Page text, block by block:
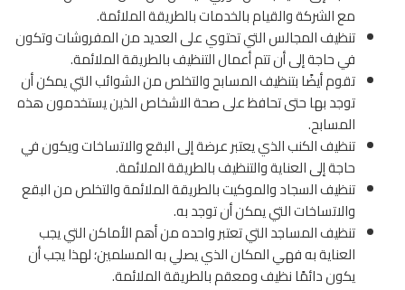
مع الشركة والقيام بالخدمات بالطريقة الملائمة.
تنظيف المجالس التي تحتوي على العديد من المفروشات وتكون
في حاجة إلى أن تتم أعمال التنظيف بالطريقة الملائمة.
تقوم أيضًا بتنظيف المسابح والتخلص من الشوائب التي يمكن أن
توجد بها حتى تحافظ على صحة الاشخاص الذين يستخدمون هذه
المسابح.
تنظيف الكنب الذي يعتبر عرضة إلى البقع والاتساخات ويكون في
حاجة إلى العناية والتنظيف بالطريقة الملائمة.
تنظيف السجاد والموكيت بالطريقة الملائمة والتخلص من البقع
والاتساخات التي يمكن أن توجد به.
تنظيف المساجد التي تعتبر واحده من أهم الأماكن التي يجب
العناية به فهي المكان الذي يصلي به المسلمين؛ لهذا يجب أن
يكون دائمًا نظيف ومعقم بالطريقة الملائمة.